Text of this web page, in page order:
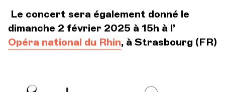
Le concert sera également donné le
dimanche 2 février 2025 à 15h à l’
Opéra national du Rhin, à Strasbourg (FR)